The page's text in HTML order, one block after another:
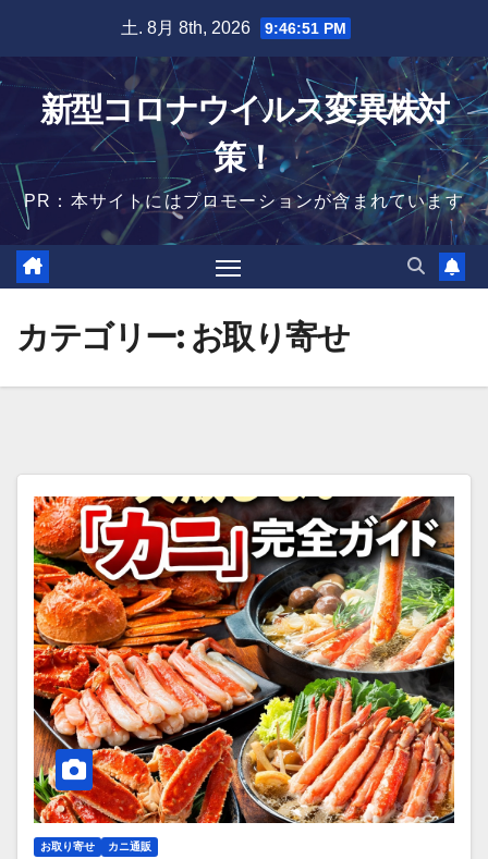
content
土. 8月 8th, 2026 9:46:52 PM
新型コロナウイルス変異株対
策！
PR：本サイトにはプロモーションが含まれています
カテゴリー: お取り寄せ
お取り寄せ カニ通販